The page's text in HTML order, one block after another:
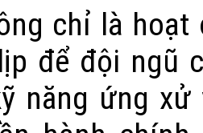
chỉ là
để đội ngũ
năng ứng